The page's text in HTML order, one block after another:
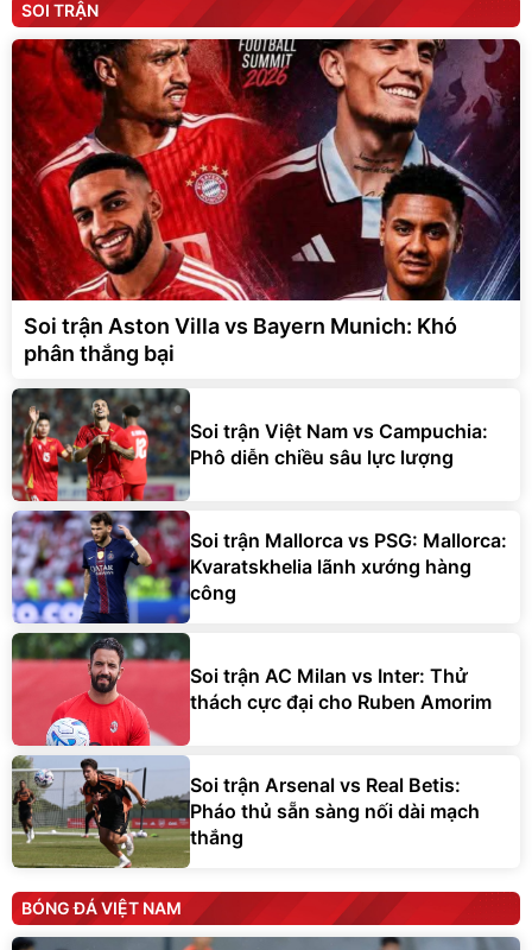
SOI TRẬN
Soi trận Aston Villa vs Bayern Munich: Khó
phân thắng bại
Soi trận Việt Nam vs Campuchia:
Phô diễn chiều sâu lực lượng
Soi trận Mallorca vs PSG: Mallorca:
Kvaratskhelia lãnh xướng hàng
công
Soi trận AC Milan vs Inter: Thử
thách cực đại cho Ruben Amorim
Soi trận Arsenal vs Real Betis:
Pháo thủ sẵn sàng nối dài mạch
thắng
BÓNG ĐÁ VIỆT NAM